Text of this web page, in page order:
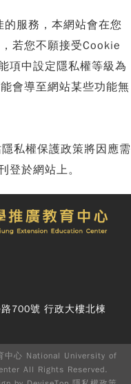
服務，本網站會在您
若您不願接受Cookie
項中設定隱私權等級為
會導至網站某些功能無
私權保護政策將因應需
登於網站上。
700號 行政大樓北棟
中心 National University of
All Rights Reserved.